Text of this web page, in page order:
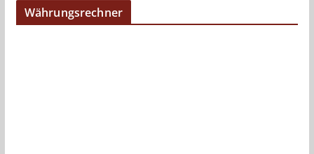
Währungsrechner